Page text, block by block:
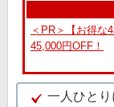
＜PR＞【お得な
45,000円OFF！
一人ひと